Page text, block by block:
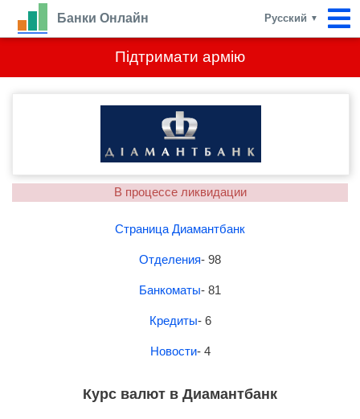
Підтримати армію
Банки Онлайн Русский ▼
В процессе ликвидации
Страница Диамантбанк
Отделения- 98
Банкоматы- 81
Кредиты- 6
Новости- 4
Курс валют в Диамантбанк